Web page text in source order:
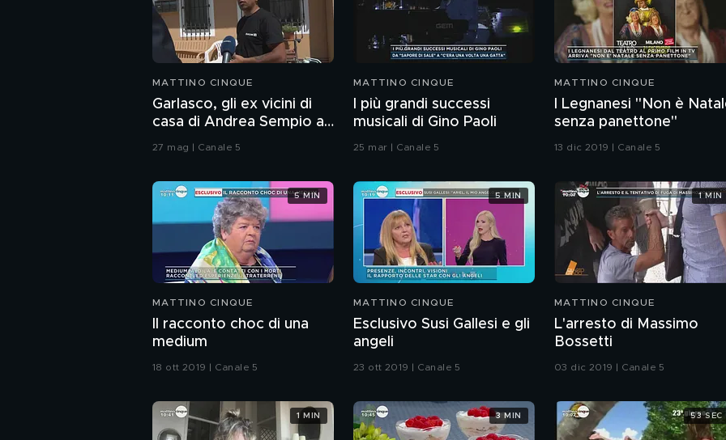
MATTINO CINQUE
Garlasco, gli ex vicini di
casa di Andrea Sempio a
Voghera
27 mag | Canale 5
MATTINO CINQUE
I più grandi successi
musicali di Gino Paoli
25 mar | Canale 5
MATTINO CINQUE
I Legnanesi "Non è
senza panettone"
13 dic 2019 | Canale 5
MATTINO CINQUE
Il racconto choc di una
medium
18 ott 2019 | Canale 5
5 MIN
MATTINO CINQUE
Esclusivo Susi Gallesi e gli
angeli
23 ott 2019 | Canale 5
5 MIN
MATTINO CINQUE
L'arresto di Massimo
Bossetti
03 dic 2019 | Canale 5
1 MIN
1 MIN 3 MIN 53 SEC